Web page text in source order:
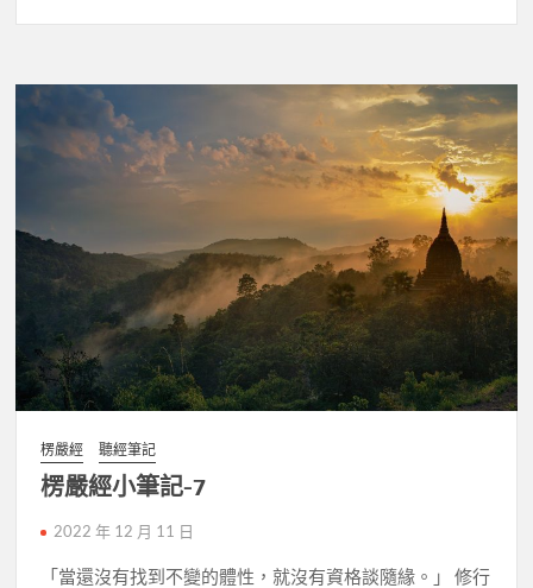
楞嚴經 聽經筆記
楞嚴經小筆記-7
2022 年 12 月 11 日
「當還沒有找到不變的體性，就沒有資格談隨緣。」 修行